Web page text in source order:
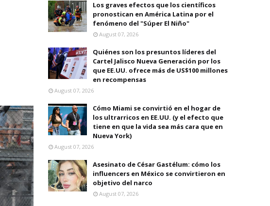
Los graves efectos que los científicos
pronostican en América Latina por el
fenómeno del "Súper El Niño"
August 07, 2026
Quiénes son los presuntos líderes del
Cartel Jalisco Nueva Generación por los
que EE.UU. ofrece más de US$100 millones
en recompensas
August 07, 2026
Cómo Miami se convirtió en el hogar de
los ultrarricos en EE.UU. (y el efecto que
tiene en que la vida sea más cara que en
Nueva York)
August 07, 2026
Asesinato de César Gastélum: cómo los
influencers en México se convirtieron en
objetivo del narco
August 07, 2026